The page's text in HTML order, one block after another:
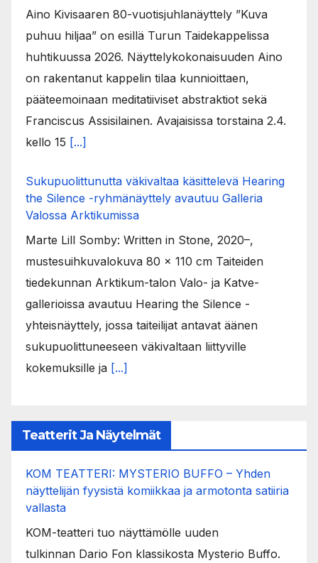
Aino Kivisaaren 80-vuotisjuhlanäyttely ”Kuva
puhuu hiljaa” on esillä Turun Taidekappelissa
huhtikuussa 2026. Näyttelykokonaisuuden Aino
on rakentanut kappelin tilaa kunnioittaen,
pääteemoinaan meditatiiviset abstraktiot sekä
Franciscus Assisilainen. Avajaisissa torstaina 2.4.
kello 15 [...]
Sukupuolittunutta väkivaltaa käsittelevä Hearing
the Silence -ryhmänäyttely avautuu Galleria
Valossa Arktikumissa
Marte Lill Somby: Written in Stone, 2020–,
mustesuihkuvalokuva 80 x 110 cm Taiteiden
tiedekunnan Arktikum-talon Valo- ja Katve-
gallerioissa avautuu Hearing the Silence -
yhteisnäyttely, jossa taiteilijat antavat äänen
sukupuolittuneeseen väkivaltaan liittyville
kokemuksille ja [...]
Teatterit Ja Näytelmät
KOM TEATTERI: MYSTERIO BUFFO – Yhden
näyttelijän fyysistä komiikkaa ja armotonta satiiria
vallasta
KOM-teatteri tuo näyttämölle uuden
tulkinnan Dario Fon klassikosta Mysterio Buffo.